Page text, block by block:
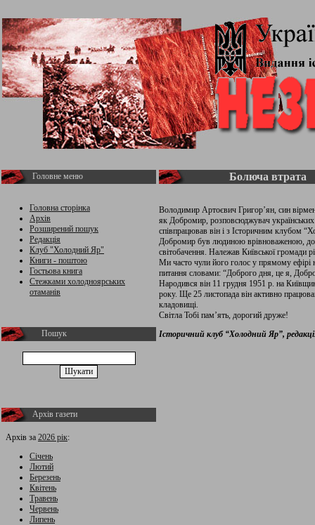
Головне меню
Головна сторінка
Архів
Розширений пошук
Редакція
Клуб "Холодний Яр"
Книги - поштою
Гостьова книга
Стежками холодноярських
отаманів
Пошук
Архів газети
Архів за 2026 рік:
Січень
Лютий
Березень
Квітень
Травень
Червень
Липень
Болюча втрата
Володимир Артоєвич Григор’ян, син
як Добромир, розповсюджувач українських
співпрацював він і з Історичним клубом
Добромир був людиною врівноваженою,
світобачення. Належав Київської громади
Ми часто чули його голос у прямому ефірі
питання словами: “Доброго дня, це я,
Народився він 11 грудня 1951 р. на
року. Ще 25 листопада він активно
кладовищі.
Світла Тобі пам’ять, дорогий друже!
Історичний клуб “Холодний Яр”,